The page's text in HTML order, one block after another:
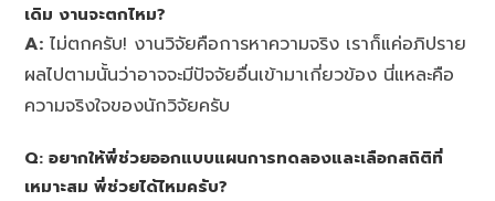
เดิม งานจะตกไหม?
A: ไม่ตกครับ! งานวิจัยคือการหาความจริง เราก็แค่อภิปราย
ผลไปตามนั้นว่าอาจจะมีปัจจัยอื่นเข้ามาเกี่ยวข้อง นี่แหละคือ
ความจริงใจของนักวิจัยครับ
Q: อยากให้พี่ช่วยออกแบบแผนการทดลองและเลือกสถิติที่
เหมาะสม พี่ช่วยได้ไหมครับ?